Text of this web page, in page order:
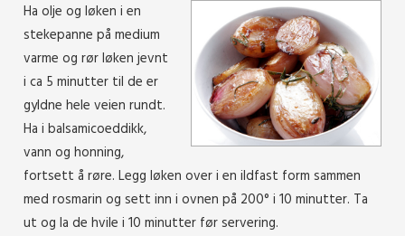
Ha olje og løken i en
stekepanne på medium
varme og rør løken jevnt
i ca 5 minutter til de er
gyldne hele veien rundt.
Ha i balsamicoeddikk,
vann og honning,
fortsett å røre. Legg løken over i en ildfast form sammen
med rosmarin og sett inn i ovnen på 200° i 10 minutter. Ta
ut og la de hvile i 10 minutter før servering.